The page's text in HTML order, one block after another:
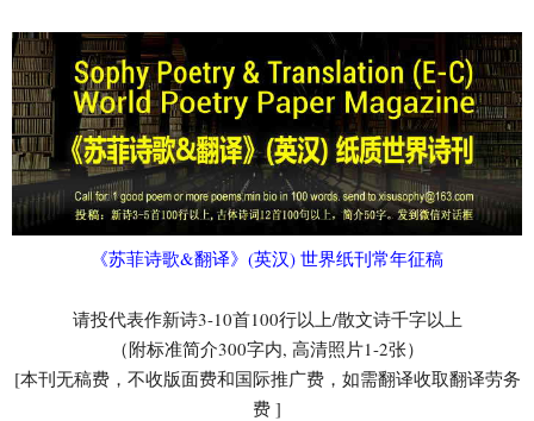
《苏菲诗歌&翻译》(英汉) 世界纸刊常年征稿
请投代表作新诗3-10首100行以上/散文诗千字以上
（附标准简介300字内, 高清照片1-2张）
[本刊无稿费，不收版面费和国际推广费，如需翻译收取翻译劳务
费 ]